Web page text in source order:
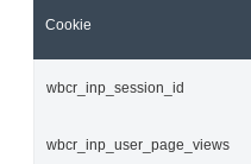
Cookie
wbcr_inp_session_id
wbcr_inp_user_page_views